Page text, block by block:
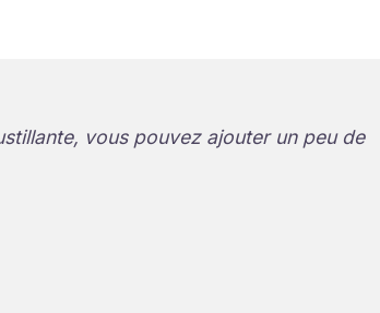
vous pouvez ajouter un peu de